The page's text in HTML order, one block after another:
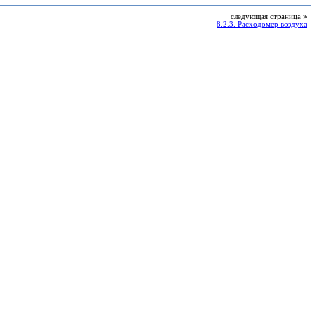
следующая страница »
8.2.3. Расходомер воздуха